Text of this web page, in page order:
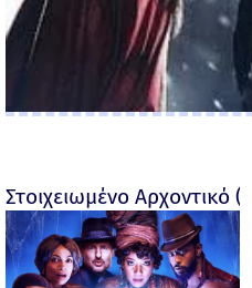
Στοιχειωμένο